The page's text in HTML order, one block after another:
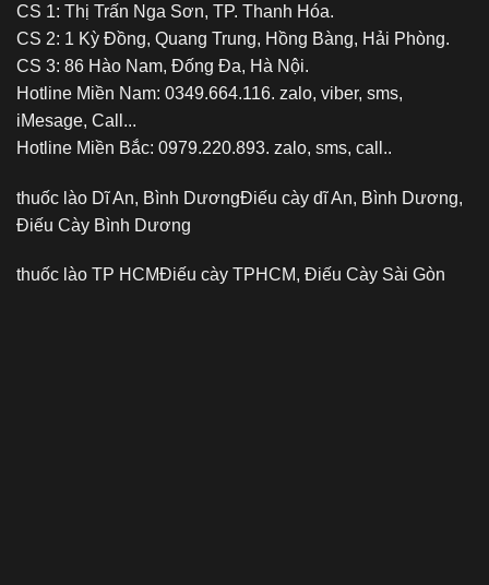
CS 1: Thị Trấn Nga Sơn, TP. Thanh Hóa.
CS 2: 1 Kỳ Đồng, Quang Trung, Hồng Bàng, Hải Phòng.
CS 3: 86 Hào Nam, Đống Đa, Hà Nội.
Hotline Miền Nam: 0349.664.116. zalo, viber, sms,
iMesage, Call...
Hotline Miền Bắc: 0979.220.893. zalo, sms, call..
thuốc lào Dĩ An, Bình DươngĐiếu cày dĩ An, Bình Dương,
Điếu Cày Bình Dương
thuốc lào TP HCMĐiếu cày TPHCM, Điếu Cày Sài Gòn